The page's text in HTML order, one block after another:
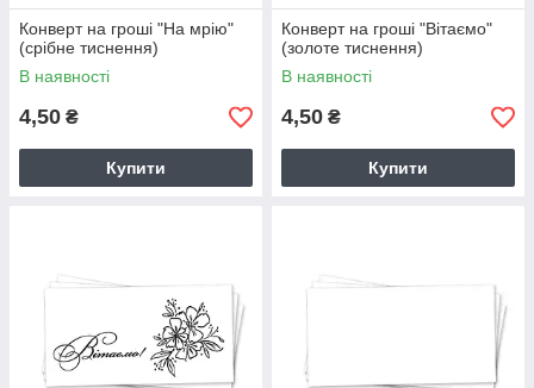
Конверт на гроші "На мрію"
(срібне тиснення)
В наявності
4,50 ₴
Купити
Конверт на гроші "Вітаємо"
(золоте тиснення)
В наявності
4,50 ₴
Купити